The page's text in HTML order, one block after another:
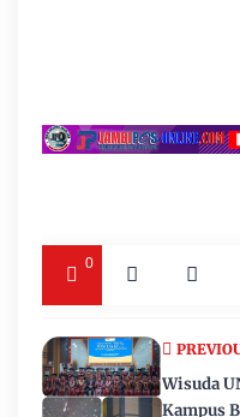
0
Wisuda
Kampus